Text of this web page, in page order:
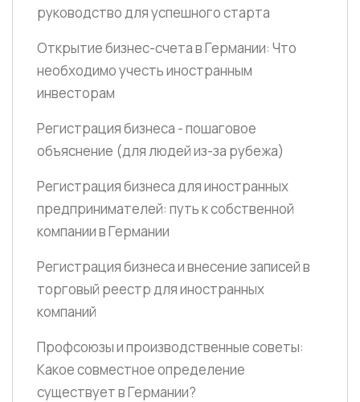
руководство для успешного старта
Открытие бизнес-счета в Германии: Что
необходимо учесть иностранным
инвесторам
Регистрация бизнеса - пошаговое
объяснение (для людей из-за рубежа)
Регистрация бизнеса для иностранных
предпринимателей: путь к собственной
компании в Германии
Регистрация бизнеса и внесение записей в
торговый реестр для иностранных
компаний
Профсоюзы и производственные советы:
Какое совместное определение
существует в Германии?